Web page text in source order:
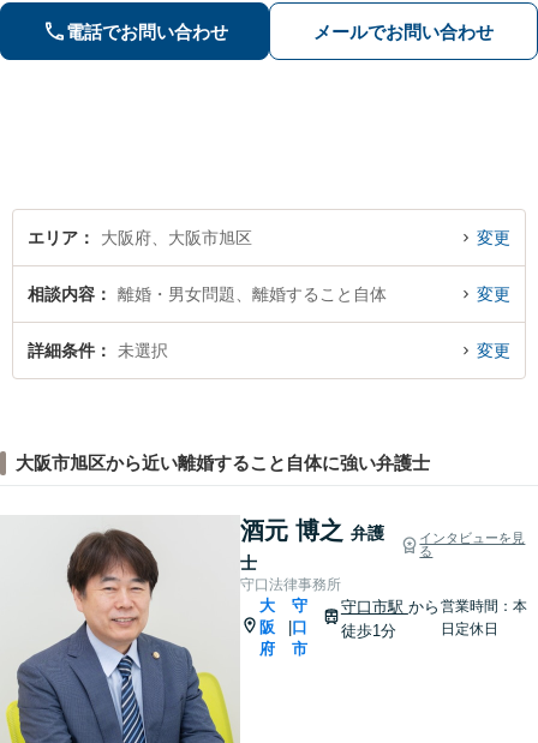
を残す債務整理のノウハウ多数。不動
産業者とも連携。
電話でお問い合わせ メールでお問い合わせ
エリア 大阪府、大阪市旭区 変更
相談内容 離婚・男女問題、離婚すること自体 変更
詳細条件 未選択 変更
大阪市旭区から近い離婚すること自体に強い弁護士
酒元 博之 弁護
士
インタビューを見
る
守口法律事務所
大
阪
府
守
口
市
守口市駅 から
徒歩1分
営業時間：本
日定休日